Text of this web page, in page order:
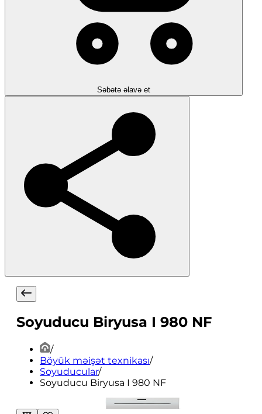
Səbətə əlavə et
Soyuducu Biryusa I 980 NF
/
Böyük məişət texnikası/
Soyuducular/
Soyuducu Biryusa I 980 NF